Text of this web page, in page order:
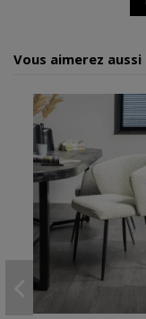
Vous aimerez aussi